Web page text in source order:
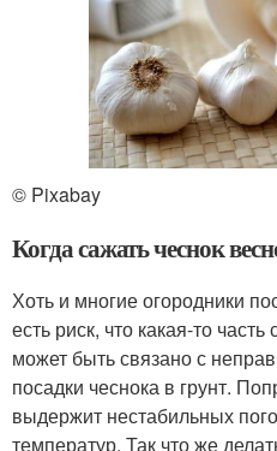
© Pixabay
Когда сажать чеснок
Хоть и многие огородники
есть риск, что какая-то
может быть связано с
посадки чеснока в грунт.
выдержит нестабильных
температур. Так что же